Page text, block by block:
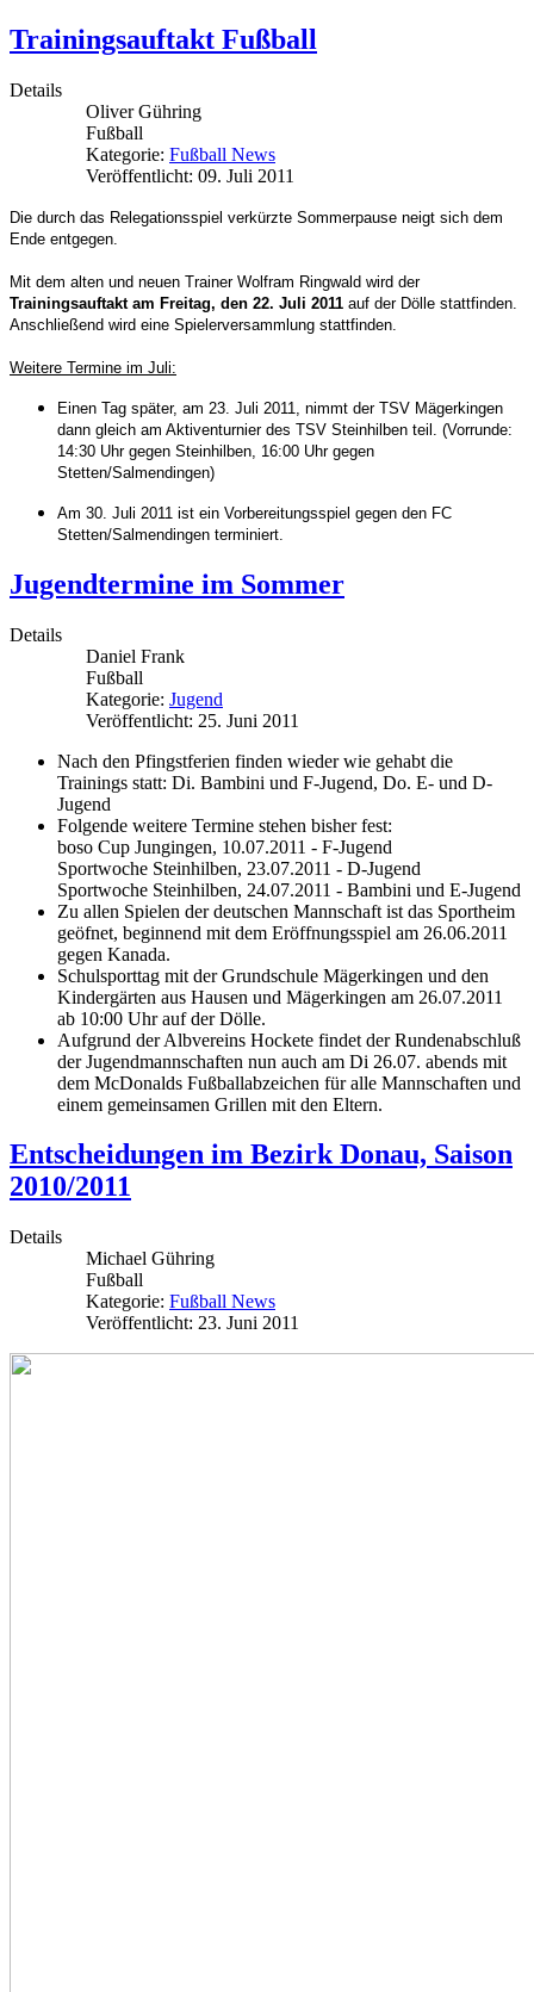
Trainingsauftakt Fußball
Details
Oliver Gühring
Fußball
Kategorie: Fußball News
Veröffentlicht: 09. Juli 2011
Die durch das Relegationsspiel verkürzte Sommerpause neigt sich dem
Ende entgegen.
Mit dem alten und neuen Trainer Wolfram Ringwald wird der
Trainingsauftakt am Freitag, den 22. Juli 2011 auf der Dölle stattfinden.
Anschließend wird eine Spielerversammlung stattfinden.
Weitere Termine im Juli:
Einen Tag später, am 23. Juli 2011, nimmt der TSV Mägerkingen
dann gleich am Aktiventurnier des TSV Steinhilben teil. (Vorrunde:
14:30 Uhr gegen Steinhilben, 16:00 Uhr gegen
Stetten/Salmendingen)
Am 30. Juli 2011 ist ein Vorbereitungsspiel gegen den FC
Stetten/Salmendingen terminiert.
Jugendtermine im Sommer
Details
Daniel Frank
Fußball
Kategorie: Jugend
Veröffentlicht: 25. Juni 2011
Nach den Pfingstferien finden wieder wie gehabt die
Trainings statt: Di. Bambini und F-Jugend, Do. E- und D-
Jugend
Folgende weitere Termine stehen bisher fest:
boso Cup Jungingen, 10.07.2011 - F-Jugend
Sportwoche Steinhilben, 23.07.2011 - D-Jugend
Sportwoche Steinhilben, 24.07.2011 - Bambini und E-Jugend
Zu allen Spielen der deutschen Mannschaft ist das Sportheim
geöfnet, beginnend mit dem Eröffnungsspiel am 26.06.2011
gegen Kanada.
Schulsporttag mit der Grundschule Mägerkingen und den
Kindergärten aus Hausen und Mägerkingen am 26.07.2011
ab 10:00 Uhr auf der Dölle.
Aufgrund der Albvereins Hockete findet der Rundenabschluß
der Jugendmannschaften nun auch am Di 26.07. abends mit
dem McDonalds Fußballabzeichen für alle Mannschaften und
einem gemeinsamen Grillen mit den Eltern.
Entscheidungen im Bezirk Donau, Saison
2010/2011
Details
Michael Gühring
Fußball
Kategorie: Fußball News
Veröffentlicht: 23. Juni 2011